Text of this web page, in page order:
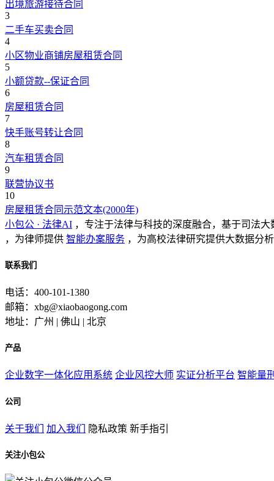
出境旅游接待合同
3
二手车买卖合同
4
小区物业商铺房屋租赁合同
5
小额贷款--保证合同
6
房屋租赁合同
7
快手账号转让合同
8
汽车租赁合同
9
联营协议书
10
房屋租赁合同示范文本(2000年)
小包公 · 法律AI ，专注于法律与科技的深度融合，基于司法
，为律师提供 智能办案服务 ，为高校法律研究提供大数据分
联系我们
电话：400-101-1380
邮箱：xbg@xiaobaogong.com
地址：广州 | 佛山 | 北京
产品
企业数字一体化应用系统 企业风控大师 实证分析平台 智能量
公司
关于我们 加入我们 隐私政策 新手指引
关注小包公